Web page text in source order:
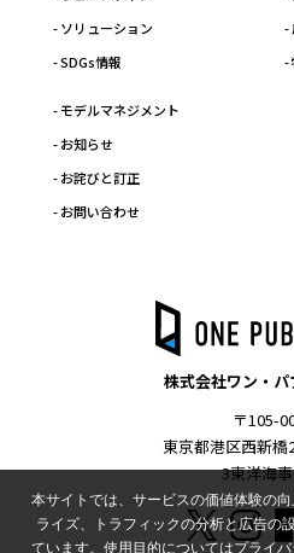
- ソリューション
- SDGs情報
-
-
- モデルマネジメント
- お知らせ
- お詫びと訂正
- お問い合わせ
株式会社ワン・
〒105-
東京都港区西新橋
3東洋海
本サイトでは、サービスの価値体験の
ライズ、トラフィックの分析と広告の
ています。使用目的についてはプライ